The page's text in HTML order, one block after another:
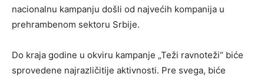
nacionalnu kampanju došli od najvećih kompanija u
prehrambenom sektoru Srbije.
Do kraja godine u okviru kampanje „Teži ravnoteži“ biće
sprovedene najrazličitije aktivnosti. Pre svega, biće